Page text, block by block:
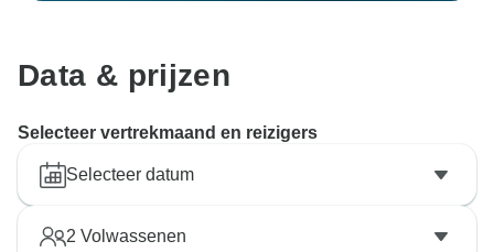
Data & prijzen
Selecteer vertrekmaand en reizigers
Selecteer datum
2 Volwassenen